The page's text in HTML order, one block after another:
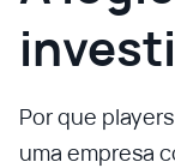
Por que
uma empresa